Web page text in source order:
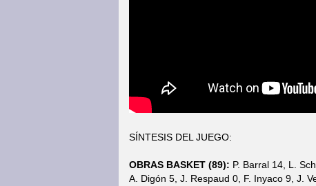
SÍNTESIS DEL JUEGO:
OBRAS BASKET (89): P. Barral 14, L.
A. Digón 5, J. Respaud 0, F. Inyaco 9, J.